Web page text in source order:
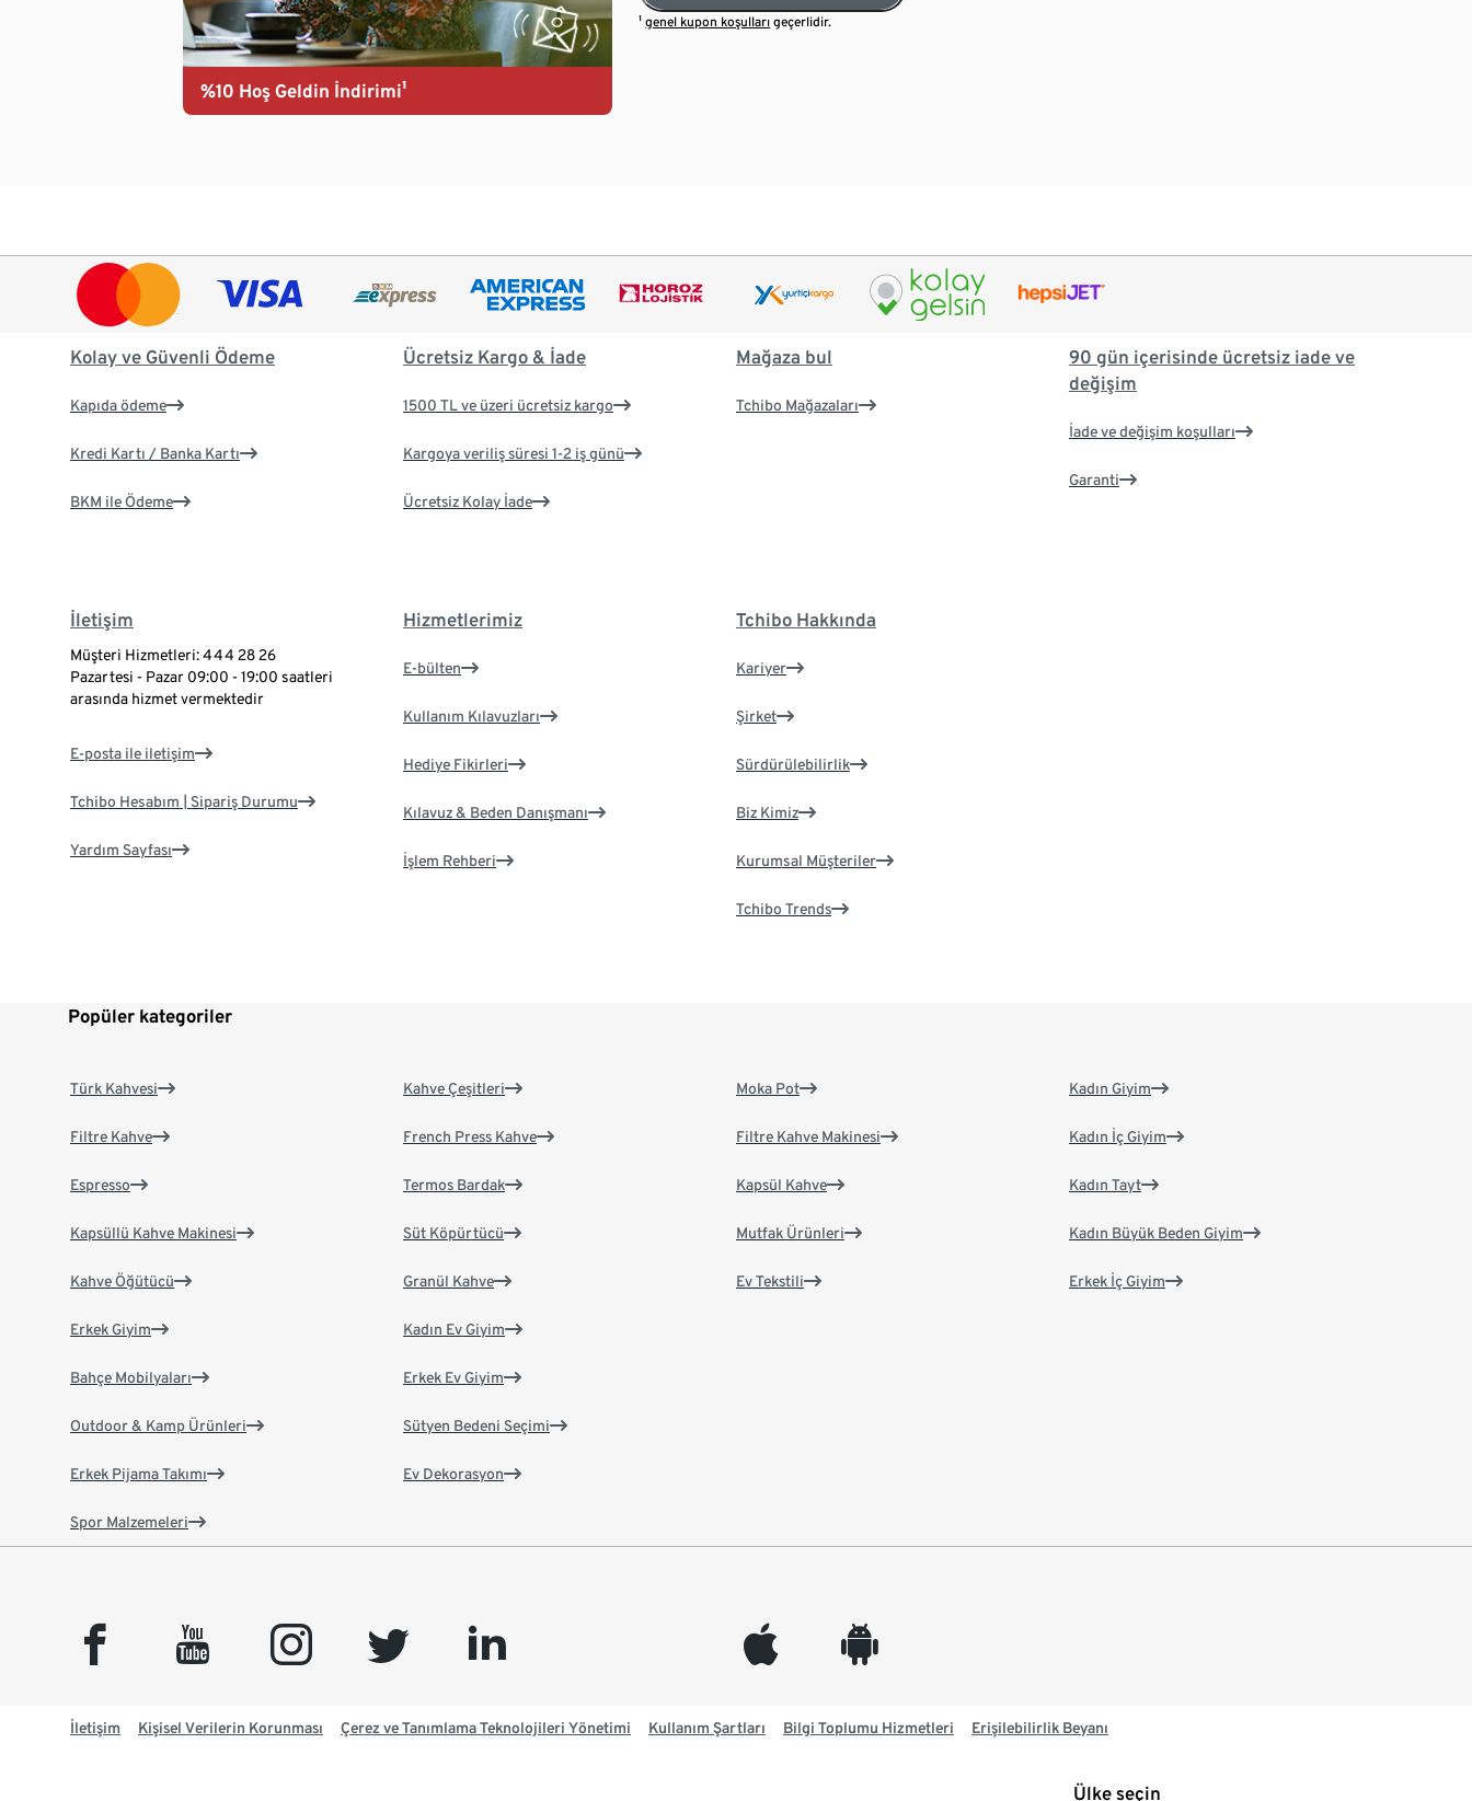
%10 Hoş Geldin İndirimi¹
¹genel kupon koşulları geçerlidir.
Kolay ve Güvenli Ödeme
Kapıda ödeme
Kredi Kartı / Banka Kartı
BKM ile Ödeme
Ücretsiz Kargo & İade
1500 TL ve üzeri ücretsiz kargo
Kargoya veriliş süresi 1-2 iş günü
Ücretsiz Kolay İade
Mağaza bul
Tchibo Mağazaları
90 gün içerisinde ücretsiz iade ve
değişim
İade ve değişim koşulları
Garanti
İletişim
Müşteri Hizmetleri: 444 28 26
Pazartesi - Pazar 09:00 - 19:00 saatleri
arasında hizmet vermektedir
E-posta ile iletişim
Tchibo Hesabım | Sipariş Durumu
Yardım Sayfası
Hizmetlerimiz
E-bülten
Kullanım Kılavuzları
Hediye Fikirleri
Kılavuz & Beden Danışmanı
İşlem Rehberi
Tchibo Hakkında
Kariyer
Şirket
Sürdürülebilirlik
Biz Kimiz
Kurumsal Müşteriler
Tchibo Trends
Popüler kategoriler
Türk Kahvesi
Filtre Kahve
Espresso
Kapsüllü Kahve Makinesi
Kahve Öğütücü
Kahve Çeşitleri
French Press Kahve
Termos Bardak
Süt Köpürtücü
Granül Kahve
Moka Pot
Filtre Kahve Makinesi
Kapsül Kahve
Mutfak Ürünleri
Ev Tekstili
Kadın Giyim
Kadın İç Giyim
Kadın Tayt
Kadın Büyük Beden Giyim
Erkek İç Giyim
Erkek Giyim
Bahçe Mobilyaları
Outdoor & Kamp Ürünleri
Erkek Pijama Takımı
Spor Malzemeleri
Kadın Ev Giyim
Erkek Ev Giyim
Sütyen Bedeni Seçimi
Ev Dekorasyon
facebook youtube instagram twitter linkedin appleinc android
İletişim Kişisel Verilerin Korunması Çerez ve Tanımlama Teknolojileri Yönetimi Kullanım Şartları Bilgi Toplumu Hizmetleri Erişilebilirlik Beyanı
Ülke seçin